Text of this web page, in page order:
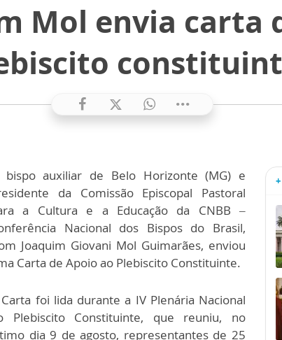
Mol envia carta
bispo auxiliar de Belo Horizonte (MG) e
da Comissão Episcopal Pastoral
a Cultura e a Educação da CNBB –
Nacional dos Bispos do Brasil,
Joaquim Giovani Mol Guimarães, enviou
Carta de Apoio ao Plebiscito Constituinte.
foi lida durante a IV Plenária Nacional
Plebiscito Constituinte, que reuniu, no
dia 9 de agosto, representantes de 25